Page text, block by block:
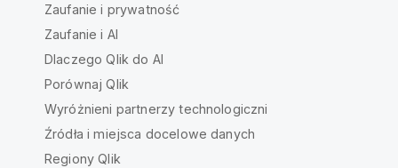
Zaufanie i prywatność
Zaufanie i AI
Dlaczego Qlik do AI
Porównaj Qlik
Wyróżnieni partnerzy technologiczni
Źródła i miejsca docelowe danych
Regiony Qlik